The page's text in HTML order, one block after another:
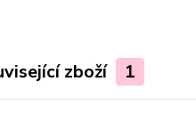
zboží 1